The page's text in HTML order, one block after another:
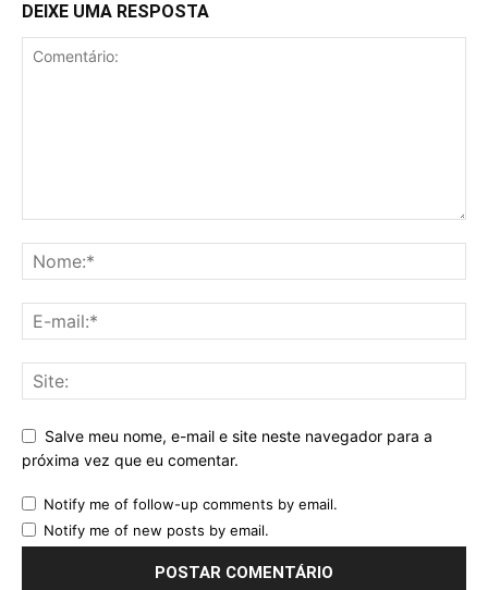
DEIXE UMA RESPOSTA
Salve meu nome, e-mail e site neste navegador para a
próxima vez que eu comentar.
Notify me of follow-up comments by email.
Notify me of new posts by email.